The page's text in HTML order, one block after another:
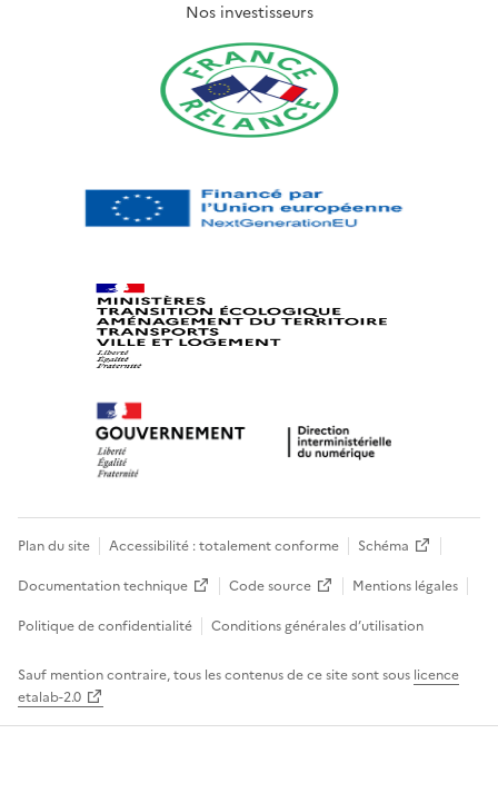
Nos investisseurs
Plan du site Accessibilité : totalement conforme
Schéma
Documentation technique
Code source
Mentions légales
Politique de confidentialité
Conditions générales d’utilisation
Sauf mention contraire, tous les contenus de ce site sont sous licence
etalab-2.0